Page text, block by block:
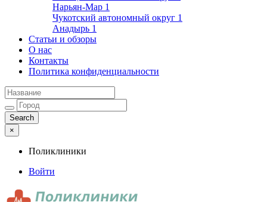
Нарьян-Мар 1
Чукотский автономный округ 1
Анадырь 1
Статьи и обзоры
О нас
Контакты
Политика конфиденциальности
×
Поликлиники
Войти